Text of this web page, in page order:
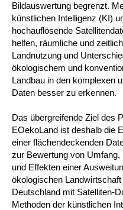
Bildauswertung begrenzt.
künstlichen Intelligenz (KI)
hochauflösende
helfen, räumliche und
Landnutzung und
ökologischem und
Landbau in den komplexen
Daten besser zu erkennen.
Das übergreifende Ziel des
EOekoLand ist deshalb die
einer flächendeckenden
zur Bewertung von
und Effekten einer
ökologischen Landwirtschaft
Deutschland mit Satelliten-
Methoden der künstlichen